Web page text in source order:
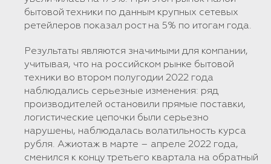
бытовой техники по данным крупных сетевых
ретейлеров показал рост на 5% по итогам года.
Результаты являются значимыми для компании,
учитывая, что на российском рынке бытовой
техники во втором полугодии 2022 года
наблюдались серьезные изменения: ряд
производителей остановили прямые поставки,
логистические цепочки были серьезно
нарушены, наблюдалась волатильность курса
рубля. Ажиотаж в марте – апреле 2022 года,
сменился к концу третьего квартала на обратный